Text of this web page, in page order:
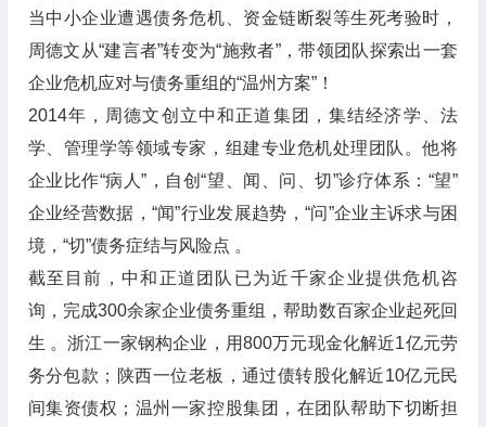
当中小企业遭遇债务危机、资金链断裂等生死考验时，
周德文从“建言者”转变为“施救者”，带领团队探索出一套
企业危机应对与债务重组的“温州方案”！
2014年，周德文创立中和正道集团，集结经济学、法
学、管理学等领域专家，组建专业危机处理团队。他将
企业比作“病人”，自创“望、闻、问、切”诊疗体系：“望”
企业经营数据，“闻”行业发展趋势，“问”企业主诉求与困
境，“切”债务症结与风险点 。
截至目前，中和正道团队已为近千家企业提供危机咨
询，完成300余家企业债务重组，帮助数百家企业起死回
生 。浙江一家钢构企业，用800万元现金化解近1亿元劳
务分包款；陕西一位老板，通过债转股化解近10亿元民
间集资债权；温州一家控股集团，在团队帮助下切断担